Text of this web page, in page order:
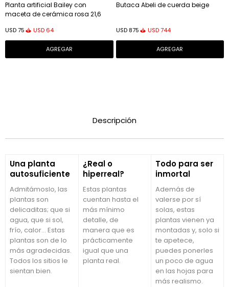
Planta artificial Bailey con
maceta de cerámica rosa 21,6
USD75 USD 64
Butaca Abeli de cuerda beige
USD 875 USD 744
Descripción
Una planta
autosuficiente
Admitámoslo, las
plantas son
delicaditas; que si
agua, que si sol,
frío, calor… Estas
plantas son de lo
más agradecidas.
Todos los sitios le
sientan bien.
¿Real o
hiperreal?
Estas plantas
cuentan hasta el
más mínimo
detalle, de
manera que es
prácticamente
igual que una
planta real.
Todo para ser
inmortal
Además de
valerse por sí
solas, estas
plantas vienen ya
montadas y, solo si
te apetece,
puedes ponerles
un poco de agua
en las hojas para
más realismo.